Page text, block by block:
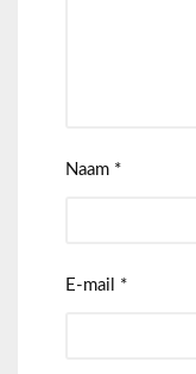
Naam *
E-mail *